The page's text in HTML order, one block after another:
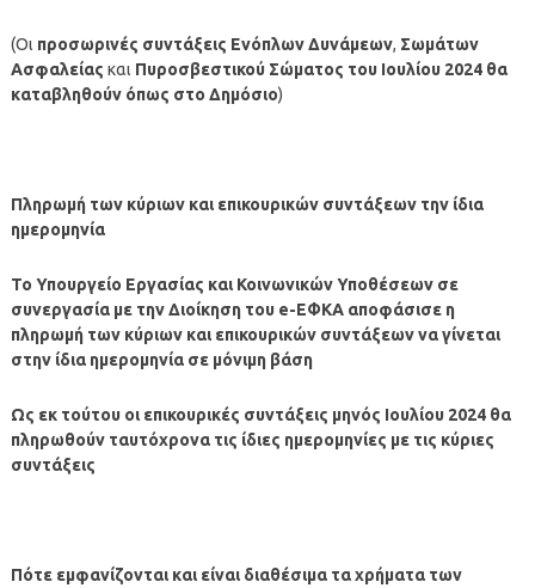
(Οι προσωρινές συντάξεις Ενόπλων Δυνάμεων, Σωμάτων
Ασφαλείας και Πυροσβεστικού Σώματος του Ιουλίου2024 θα
καταβληθούν όπως στο Δημόσιο)
Πληρωμή των κύριων και επικουρικών συντάξεων την ίδια
ημερομηνία
Το Υπουργείο Εργασίας και Κοινωνικών Υποθέσεων σε
συνεργασία με την Διοίκηση του e-ΕΦΚΑ αποφάσισε η
πληρωμή των κύριων και επικουρικών συντάξεων να γίνεται
στην ίδια ημερομηνία σε μόνιμη βάση
Ως εκ τούτου οι επικουρικές συντάξεις μηνός Ιουλίου2024θα
πληρωθούν ταυτόχρονα τις ίδιες ημερομηνίες με τις κύριες
συντάξεις
Πότε εμφανίζονται και είναι διαθέσιμα τα χρήματα των